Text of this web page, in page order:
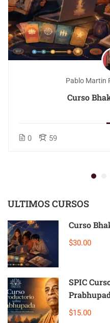
Pablo Martin
Curso
0 59
ULTIMOS CURSOS
Curso
$30.00
SPIC
$15.00